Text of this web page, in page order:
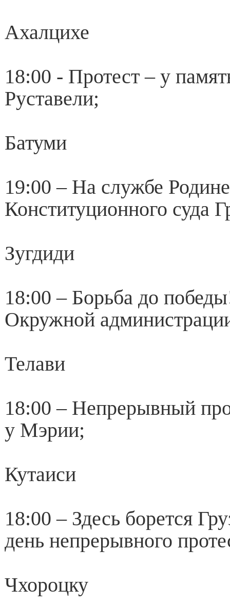
Ахалцихе
18:00 - Протест – у
Руставели;
Батуми
19:00 – На службе
Конституционного суда
Зугдиди
18:00 – Борьба до
Окружной
Телави
18:00 – Непрерывный
у Мэрии;
Кутаиси
18:00 – Здесь борется
день непрерывного
Чхороцку